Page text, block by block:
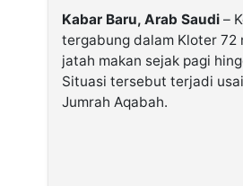
Kabar Baru, Arab Saudi –
tergabung dalam Kloter 72
jatah makan sejak pagi
Situasi tersebut terjadi
Jumrah Aqabah.